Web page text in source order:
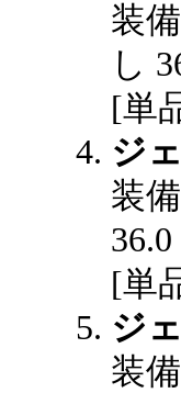
装
し
[単
ジ
装
[単
ジ
装